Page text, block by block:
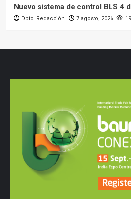
Nuevo sistema de control BLS 4
Dpto. Redacción 7 agosto, 2026